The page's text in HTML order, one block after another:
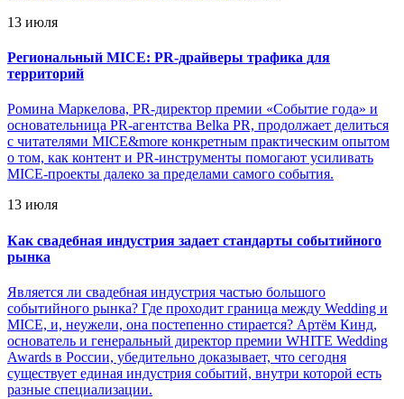
13 июля
Региональный MICE: PR-драйверы трафика для
территорий
Ромина Маркелова, PR-директор премии «Событие года» и
основательница PR-агентства Belka PR, продолжает делиться
с читателями MICE&more конкретным практическим опытом
о том, как контент и PR-инструменты помогают усиливать
MICE-проекты далеко за пределами самого события.
13 июля
Как свадебная индустрия задает стандарты событийного
рынка
Является ли свадебная индустрия частью большого
событийного рынка? Где проходит граница между Wedding и
MICE, и, неужели, она постепенно стирается? Артём Кинд,
основатель и генеральный директор премии WHITE Wedding
Awards в России, убедительно доказывает, что сегодня
существует единая индустрия событий, внутри которой есть
разные специализации.